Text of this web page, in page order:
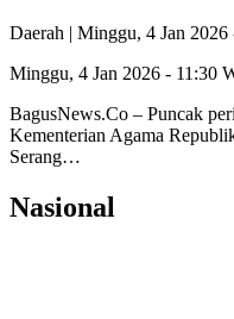
Daerah | Minggu, 4 Jan
Minggu, 4 Jan 2026 - 11:30
BagusNews.Co – Puncak
Kementerian Agama
Serang…
Nasional